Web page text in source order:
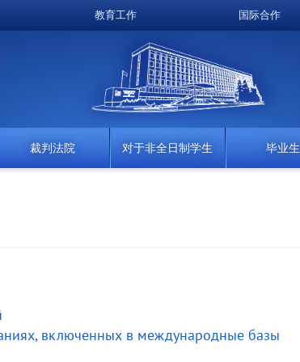
教育工作 国际合作
裁判法院 对于非全日制学生 毕业生
включенных в международные базы